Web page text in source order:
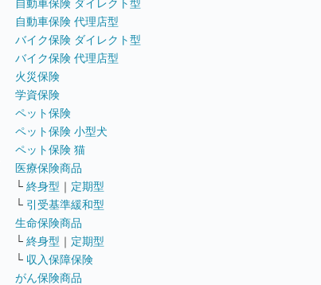
自動車保険 ダイレクト型
自動車保険 代理店型
バイク保険 ダイレクト型
バイク保険 代理店型
火災保険
学資保険
ペット保険
ペット保険 小型犬
ペット保険 猫
医療保険商品
└ 終身型 ｜ 定期型
└ 引受基準緩和型
生命保険商品
└ 終身型 ｜ 定期型
└ 収入保障保険
がん保険商品